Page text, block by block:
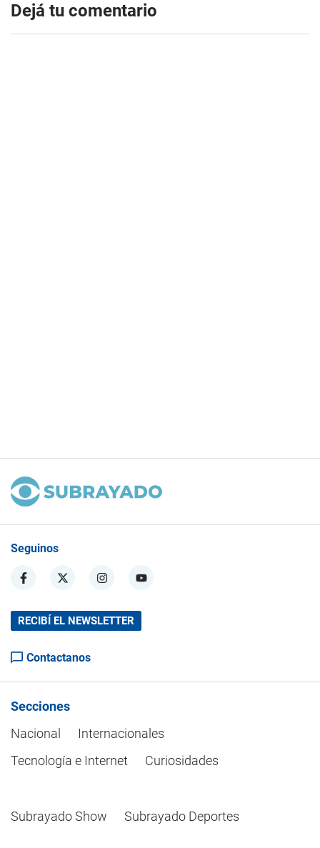
Dejá tu comentario
Seguinos
RECIBÍ EL NEWSLETTER
Contactanos
Secciones
Nacional
Internacionales
Tecnología e Internet
Curiosidades
Subrayado Show Subrayado Deportes